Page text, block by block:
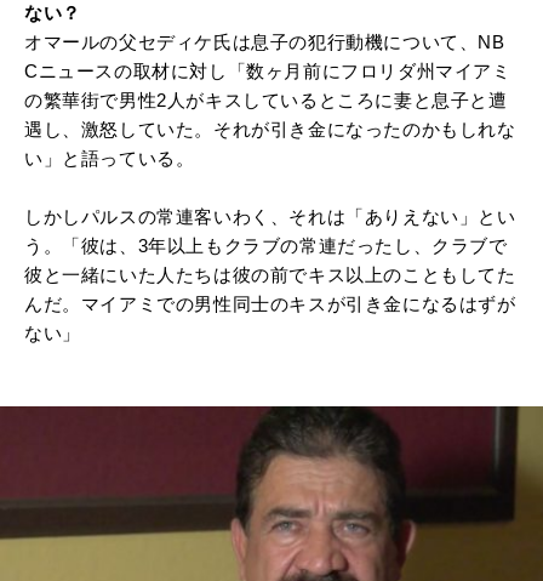
ない？
オマールの父セディケ氏は息子の犯行動機について、NB
Cニュースの取材に対し「数ヶ月前にフロリダ州マイアミ
の繁華街で男性2人がキスしているところに妻と息子と遭
遇し、激怒していた。それが引き金になったのかもしれな
い」と語っている。
しかしパルスの常連客いわく、それは「ありえない」とい
う。「彼は、3年以上もクラブの常連だったし、クラブで
彼と一緒にいた人たちは彼の前でキス以上のこともしてた
んだ。マイアミでの男性同士のキスが引き金になるはずが
ない」